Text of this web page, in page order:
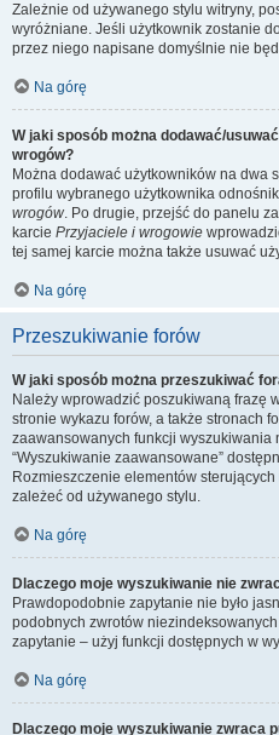
Zależnie od używanego stylu witryny,
wyróżniane. Jeśli użytkownik zostanie
przez niego napisane domyślnie nie
Na górę
W jaki sposób można dodawać/
wrogów?
Można dodawać użytkowników na dwa
profilu wybranego użytkownika odnośnik
wrogów. Po drugie, przejść do panelu
karcie Przyjaciele i wrogowie
tej samej karcie można także usuwać
Na górę
Przeszukiwanie forów
W jaki sposób można przeszukiwać
Należy wprowadzić poszukiwaną frazę
stronie wykazu forów, a także stronach
zaawansowanych funkcji wyszukiwania
“Wyszukiwanie zaawansowane”
Rozmieszczenie elementów
zależeć od używanego stylu.
Na górę
Dlaczego moje wyszukiwanie nie
Prawdopodobnie zapytanie nie było
podobnych zwrotów
zapytanie – użyj funkcji dostępnych w
Na górę
Dlaczego moje wyszukiwanie zwraca